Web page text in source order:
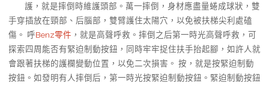
護，就是摔倒時維護頭部。萬一摔倒，身材應盡量蜷成球狀，雙
手穿插放在頸部、后腦部，雙臂護住太陽穴，以免被扶梯尖利處磕
傷。 呼Benz零件 ，就是高聲呼救。摔倒之后第一時光高聲呼救，可
探索四周能否有緊迫制動按鈕，同時牢牢捉住扶手抬起腳，如許人就
會跟著扶梯的護欄變動位置，以免二次損害。 按，就是按緊迫制動
按鈕。如發明有人摔倒后，第一時光按緊迫制動按鈕。緊迫制動按鈕